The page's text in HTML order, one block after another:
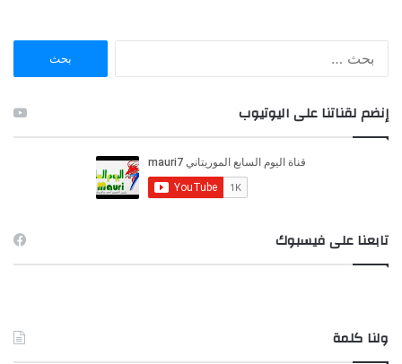
ع
ن
:
إنضم لقناتنا على اليوتيوب
تابعنا على فيسبوك
ولنا كلمة